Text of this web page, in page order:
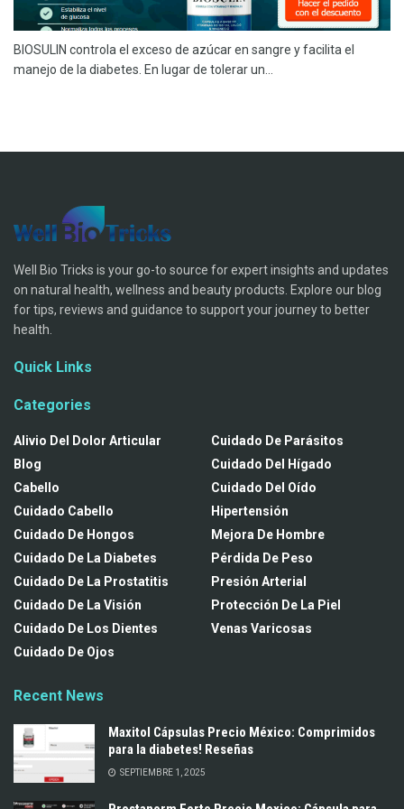
BIOSULIN controla el exceso de azúcar en sangre y facilita el
manejo de la diabetes. En lugar de tolerar un...
Well Bio Tricks is your go-to source for expert insights and updates
on natural health, wellness and beauty products. Explore our blog
for tips, reviews and guidance to support your journey to better
health.
Quick Links
Categories
Alivio Del Dolor Articular
Blog
Cabello
Cuidado Cabello
Cuidado De Hongos
Cuidado De La Diabetes
Cuidado De La Prostatitis
Cuidado De La Visión
Cuidado De Los Dientes
Cuidado De Ojos
Cuidado De Parásitos
Cuidado Del Hígado
Cuidado Del Oído
Hipertensión
Mejora De Hombre
Pérdida De Peso
Presión Arterial
Protección De La Piel
Venas Varicosas
Recent News
Maxitol Cápsulas Precio México: Comprimidos
para la diabetes! Reseñas
SEPTIEMBRE 1, 2025